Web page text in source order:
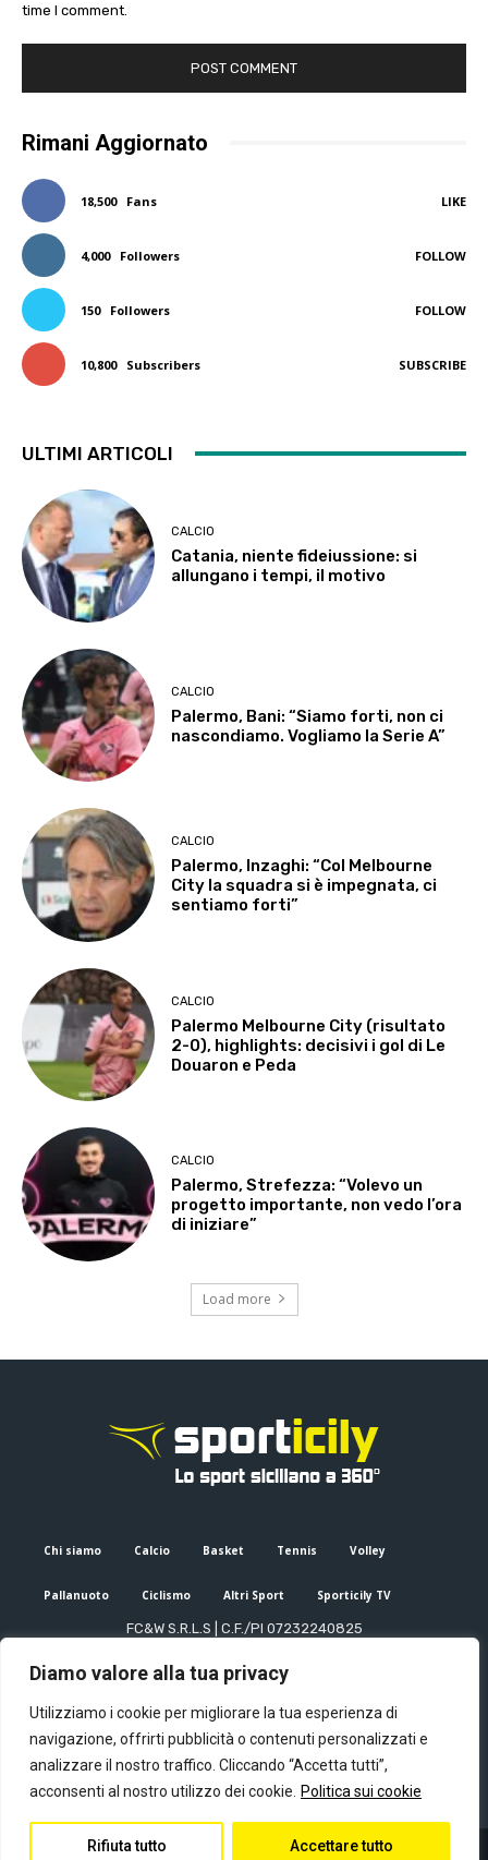
Diamo valore alla tua privacy
Utilizziamo i cookie per migliorare la tua esperienza di
navigazione, offrirti pubblicità o contenuti personalizzati e
analizzare il nostro traffico. Cliccando “Accetta tutti”,
acconsenti al nostro utilizzo dei cookie.
Politica sui cookie
Rifiuta tutto Accettare tutto
time I comment.
Rimani Aggiornato
18,500 Fans LIKE
4,000 Followers FOLLOW
150 Followers FOLLOW
10,800 Subscribers SUBSCRIBE
ULTIMI ARTICOLI
CALCIO
Catania, niente fideiussione: si
allungano i tempi, il motivo
CALCIO
Palermo, Bani: “Siamo forti, non ci
nascondiamo. Vogliamo la Serie A”
CALCIO
Palermo, Inzaghi: “Col Melbourne
City la squadra si è impegnata, ci
sentiamo forti”
CALCIO
Palermo Melbourne City (risultato
2-0), highlights: decisivi i gol di Le
Douaron e Peda
CALCIO
Palermo, Strefezza: “Volevo un
progetto importante, non vedo l’ora
di iniziare”
Load more
Chi siamo Calcio Basket Tennis Volley
Pallanuoto Ciclismo Altri Sport Sporticily TV
FC&W S.R.L.S | C.F./PI 07232240825
Editore e direttore responsabile: Francesco Cammuca | Registro
Mail: info@sporticily.it| Telefono:+39 371 788 7216
© Copyright - Sporticily 2023 powered by Primitive web